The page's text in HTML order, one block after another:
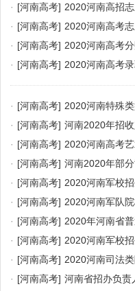
· [河南高考] 2020河南高招
· [河南高考] 2020河南高考
· [河南高考] 2020河南高考
· [河南高考] 2020河南高考
· [河南高考] 2020河南特殊
· [河南高考] 河南2020年招
· [河南高考] 2020河南高考
· [河南高考] 河南2020年部
· [河南高考] 2020河南军校
· [河南高考] 2020河南军队
· [河南高考] 2020年河南省
· [河南高考] 2020河南军校
· [河南高考] 2020河南司法
· [河南高考] 河南省招办负责